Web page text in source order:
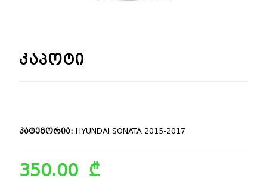
კაპოტი
კატეგორია:HYUNDAI SONATA 2015-2017
350.00 ₾